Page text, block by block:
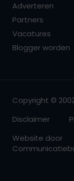
Adverteren
Partners
Vacatures
Blogger worden
Copyright ©
Disclaimer
Website door